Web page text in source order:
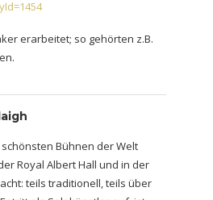
erarbeitet; so gehörten z.B.
Bühnen der Welt
Royal Albert Hall und in der
teils traditionell, teils über